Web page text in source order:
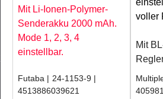
Mit Li-Ionen-Polymer-
Senderakku 2000 mAh.
Mode 1, 2, 3, 4
einstellbar.
Futaba
24-1153-9
4513886039621
voller
Mit